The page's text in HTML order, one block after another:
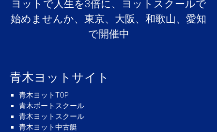
ヨットで人生を3倍に、ヨットスクールで
始めませんか、東京、大阪、和歌山、愛知
で開催中
青木ヨットサイト
青木ヨットTOP
青木ボートスクール
青木ヨットスクール
青木ヨット中古艇